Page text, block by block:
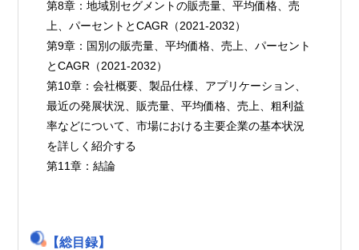
第8章：地域別セグメントの販売量、平均価格、売
上、パーセントとCAGR（2021-2032）
第9章：国別の販売量、平均価格、売上、パーセント
とCAGR（2021-2032）
第10章：会社概要、製品仕様、アプリケーション、
最近の発展状況、販売量、平均価格、売上、粗利益
率などについて、市場における主要企業の基本状況
を詳しく紹介する
第11章：結論
【総目録】